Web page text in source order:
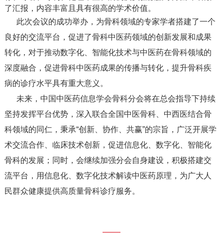
了汇报，内容丰富且具有很高的学术价值。
此次会议的成功举办，为骨科领域的专家学者搭建了一个
良好的交流平台，促进了骨科中医药领域的创新发展和成果
转化，对于推动数字化、智能化技术与中医药在骨科领域的
深度融合，促进骨科中医药成果的传播与转化，提升骨科疾
病的诊疗水平具有重大意义。
未来，中国中医药信息学会骨科分会将在总会指导下持续
坚持发挥平台优势，深入联合全国中医骨科、中西医结合骨
科领域的同仁，秉承“创新、协作、共赢”的宗旨，广泛开展学
术交流合作、临床技术创新，促进信息化、数字化、智能化
骨科的发展；同时，会继续加强分会自身建设，积极搭建交
流平台，用信息化、数字化技术解读中医药原理，为广大人
民群众健康提供高质量骨科诊疗服务。